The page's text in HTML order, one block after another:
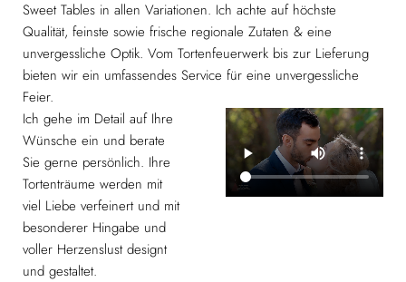
Sweet Tables in allen Variationen. Ich achte auf höchste
Qualität, feinste sowie frische regionale Zutaten & eine
unvergessliche Optik. Vom Tortenfeuerwerk bis zur Lieferung
bieten wir ein umfassendes Service für eine unvergessliche
Feier.
Ich gehe im Detail auf Ihre
Wünsche ein und berate
Sie gerne persönlich. Ihre
Tortenträume werden mit
viel Liebe verfeinert und mit
besonderer Hingabe und
voller Herzenslust designt
und gestaltet.